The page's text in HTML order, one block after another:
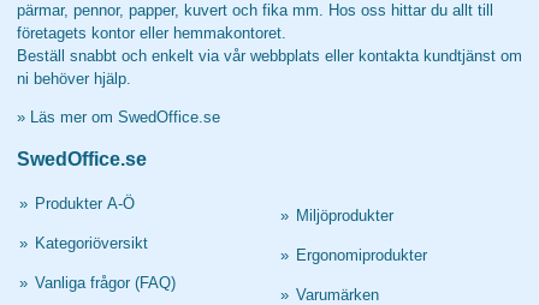
pärmar, pennor, papper, kuvert och fika mm. Hos oss hittar du allt till
företagets kontor eller hemmakontoret.
Beställ snabbt och enkelt via vår webbplats eller kontakta kundtjänst om
ni behöver hjälp.
» Läs mer om SwedOffice.se
SwedOffice.se
» Produkter A-Ö
» Kategoriöversikt
» Vanliga frågor (FAQ)
» Miljöprodukter
» Ergonomiprodukter
» Varumärken